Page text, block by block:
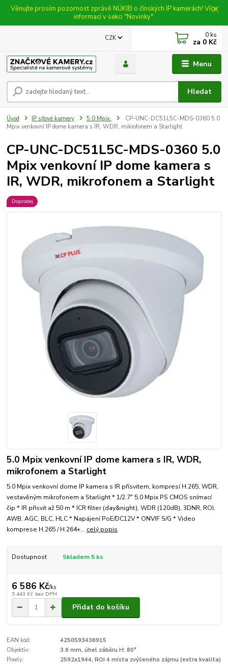
Věnujte prosím pozornost zprávě NÚKIB o čínských IP kamerách! Více
informací v sekci "Novinky".
Menu
CZK
Hledat
0 ks
za 0 Kč
Úvod IP síťové kamery 5.0 Mpix.
CP-UNC-DC51L5C-MDS-0360 5.0
Mpix venkovní IP dome kamera s IR, WDR, mikrofonem a Starlight
CP-UNC-DC51L5C-MDS-0360 5.0
Mpix venkovní IP dome kamera s
IR, WDR, mikrofonem a Starlight
Doprodej
5.0 Mpix venkovní IP dome kamera s IR, WDR,
mikrofonem a Starlight
5.0 Mpix venkovní dome IP kamera s IR přísvitem, kompresí H.265, WDR,
vestavěným mikrofonem a Starlight * 1/2.7" 5.0 Mpix PS CMOS snímací
čip * IR přísvit až 50 m * ICR filter (day&night), WDR (120dB), 3DNR, ROI,
AWB, AGC, BLC, HLC * Napájení PoE/DC12V * ONVIF S/G * Video
komprese H.265 / H.264+... celý popis
Dostupnost Skladem 5 ks
6 586 Kč/ks
5 443 Kč bez DPH
Přidat do košíku
EAN kód:
4250593436915
Objektiv:
3.6 mm, úhel záběru H: 80°
Pixely:
2592x1944, ROI 4 místa zvýšeného zájmu (extra kvalita)